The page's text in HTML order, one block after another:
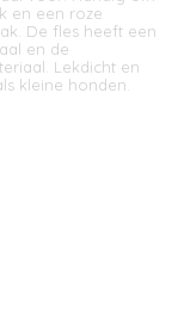
en een roze
De fles heeft een
en de
Lekdicht en
kleine honden.